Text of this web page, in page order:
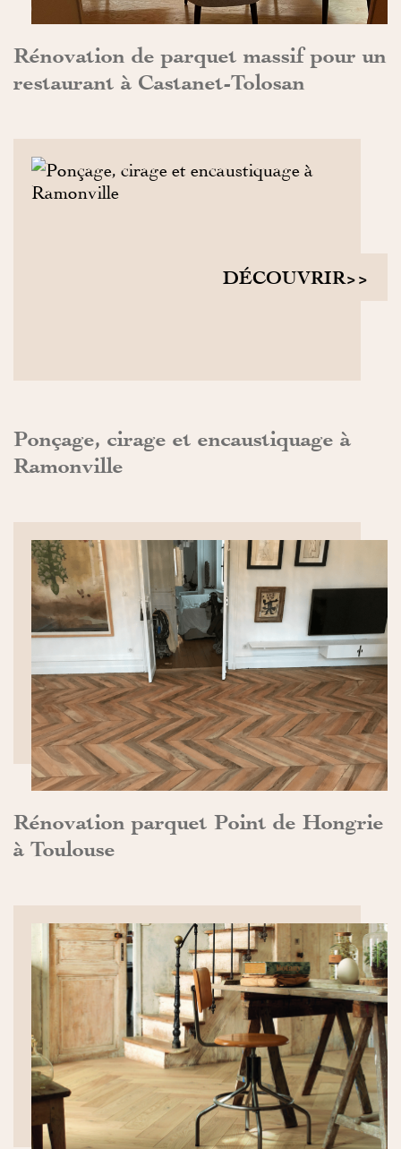
Rénovation de parquet massif pour un
restaurant à Castanet-Tolosan
Ponçage, cirage et encaustiquage à
Ramonville
DÉCOUVRIR>>
Rénovation parquet Point de Hongrie
à Toulouse
DÉCOUVRIR>>
DÉCOUVRIR>>